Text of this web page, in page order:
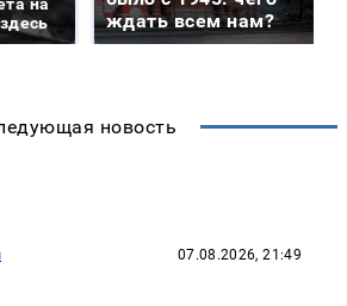
ждать всем нам?
новость
07.08.2026, 21:49